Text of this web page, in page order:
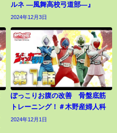
ルネ ―風舞高校弓道部―』
2024年12月3日
ぽっこりお腹の改善 骨盤底筋
トレーニング！＃木野産婦人科
2024年12月1日